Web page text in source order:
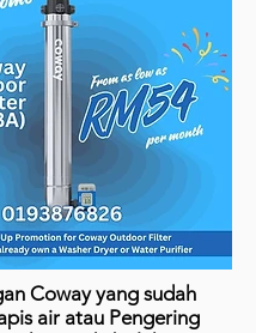
Coway yang sudah
air atau Pengering